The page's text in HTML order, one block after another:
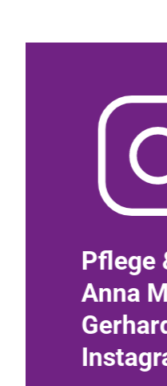
Pflege
Anna